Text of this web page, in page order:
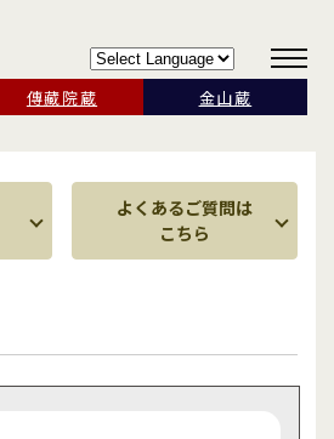
傳藏院蔵 金山蔵
よくあるご質問は
こちら